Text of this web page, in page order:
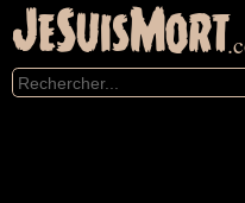
JeSuisMort